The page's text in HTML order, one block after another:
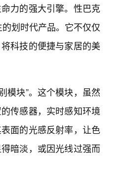
力的强大引擎。性巴克
划时代产品。它不仅仅
科技的便捷与家居的美
模块”。这个模块，虽然
传感器，实时感知环境
面的光感反射率，让色
暗淡，或因光线过强而